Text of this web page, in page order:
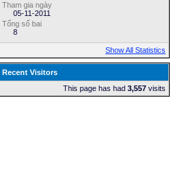
Tham gia ngày
05-11-2011
Tổng số bai
8
Show All Statistics
Recent Visitors
This page has had 3,557 visits